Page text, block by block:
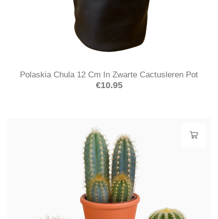
Polaskia Chula 12 Cm In Zwarte Cactusleren Pot
€10.95